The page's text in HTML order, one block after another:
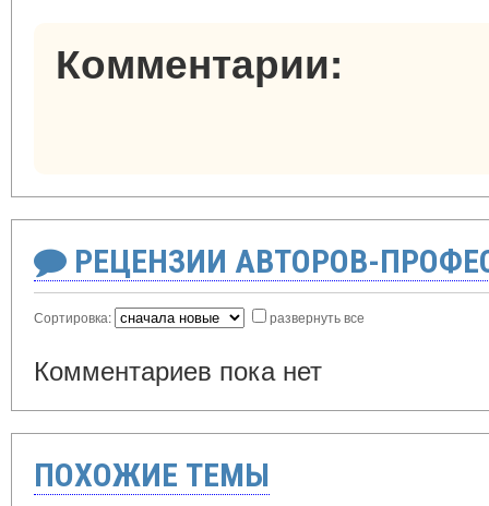
Комментарии:
РЕЦЕНЗИИ АВТОРОВ-
Сортировка: развернуть все
Комментариев пока нет
ПОХОЖИЕ ТЕМЫ